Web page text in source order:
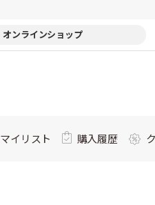
オンラインショップ
マイリスト 購入履歴